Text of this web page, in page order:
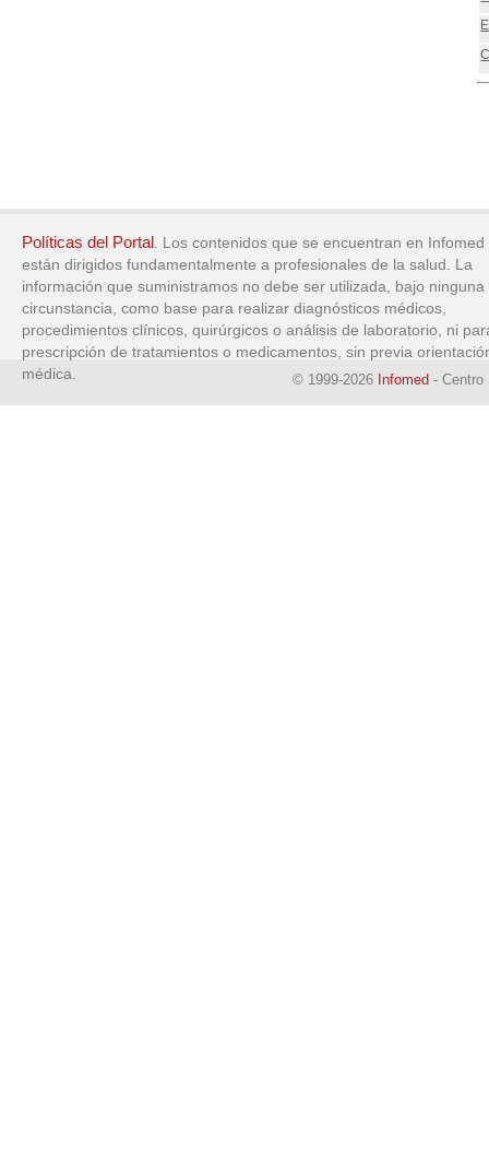
Políticas del Portal. Los contenidos que se encuentran en Infomed
están dirigidos fundamentalmente a profesionales de la salud. La
información que suministramos no debe ser utilizada, bajo ninguna
circunstancia, como base para realizar diagnósticos médicos,
procedimientos clínicos, quirúrgicos o análisis de laboratorio, ni
prescripción de tratamientos o medicamentos, sin previa
médica.
© 1999-2026 Infomed - Centro